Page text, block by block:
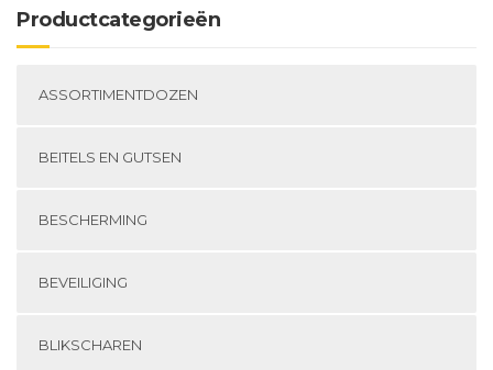
Productcategorieën
ASSORTIMENTDOZEN
BEITELS EN GUTSEN
BESCHERMING
BEVEILIGING
BLIKSCHAREN